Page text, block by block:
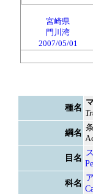
宮崎県
門川湾
2007/05/01
種名
綱名
目名
科名